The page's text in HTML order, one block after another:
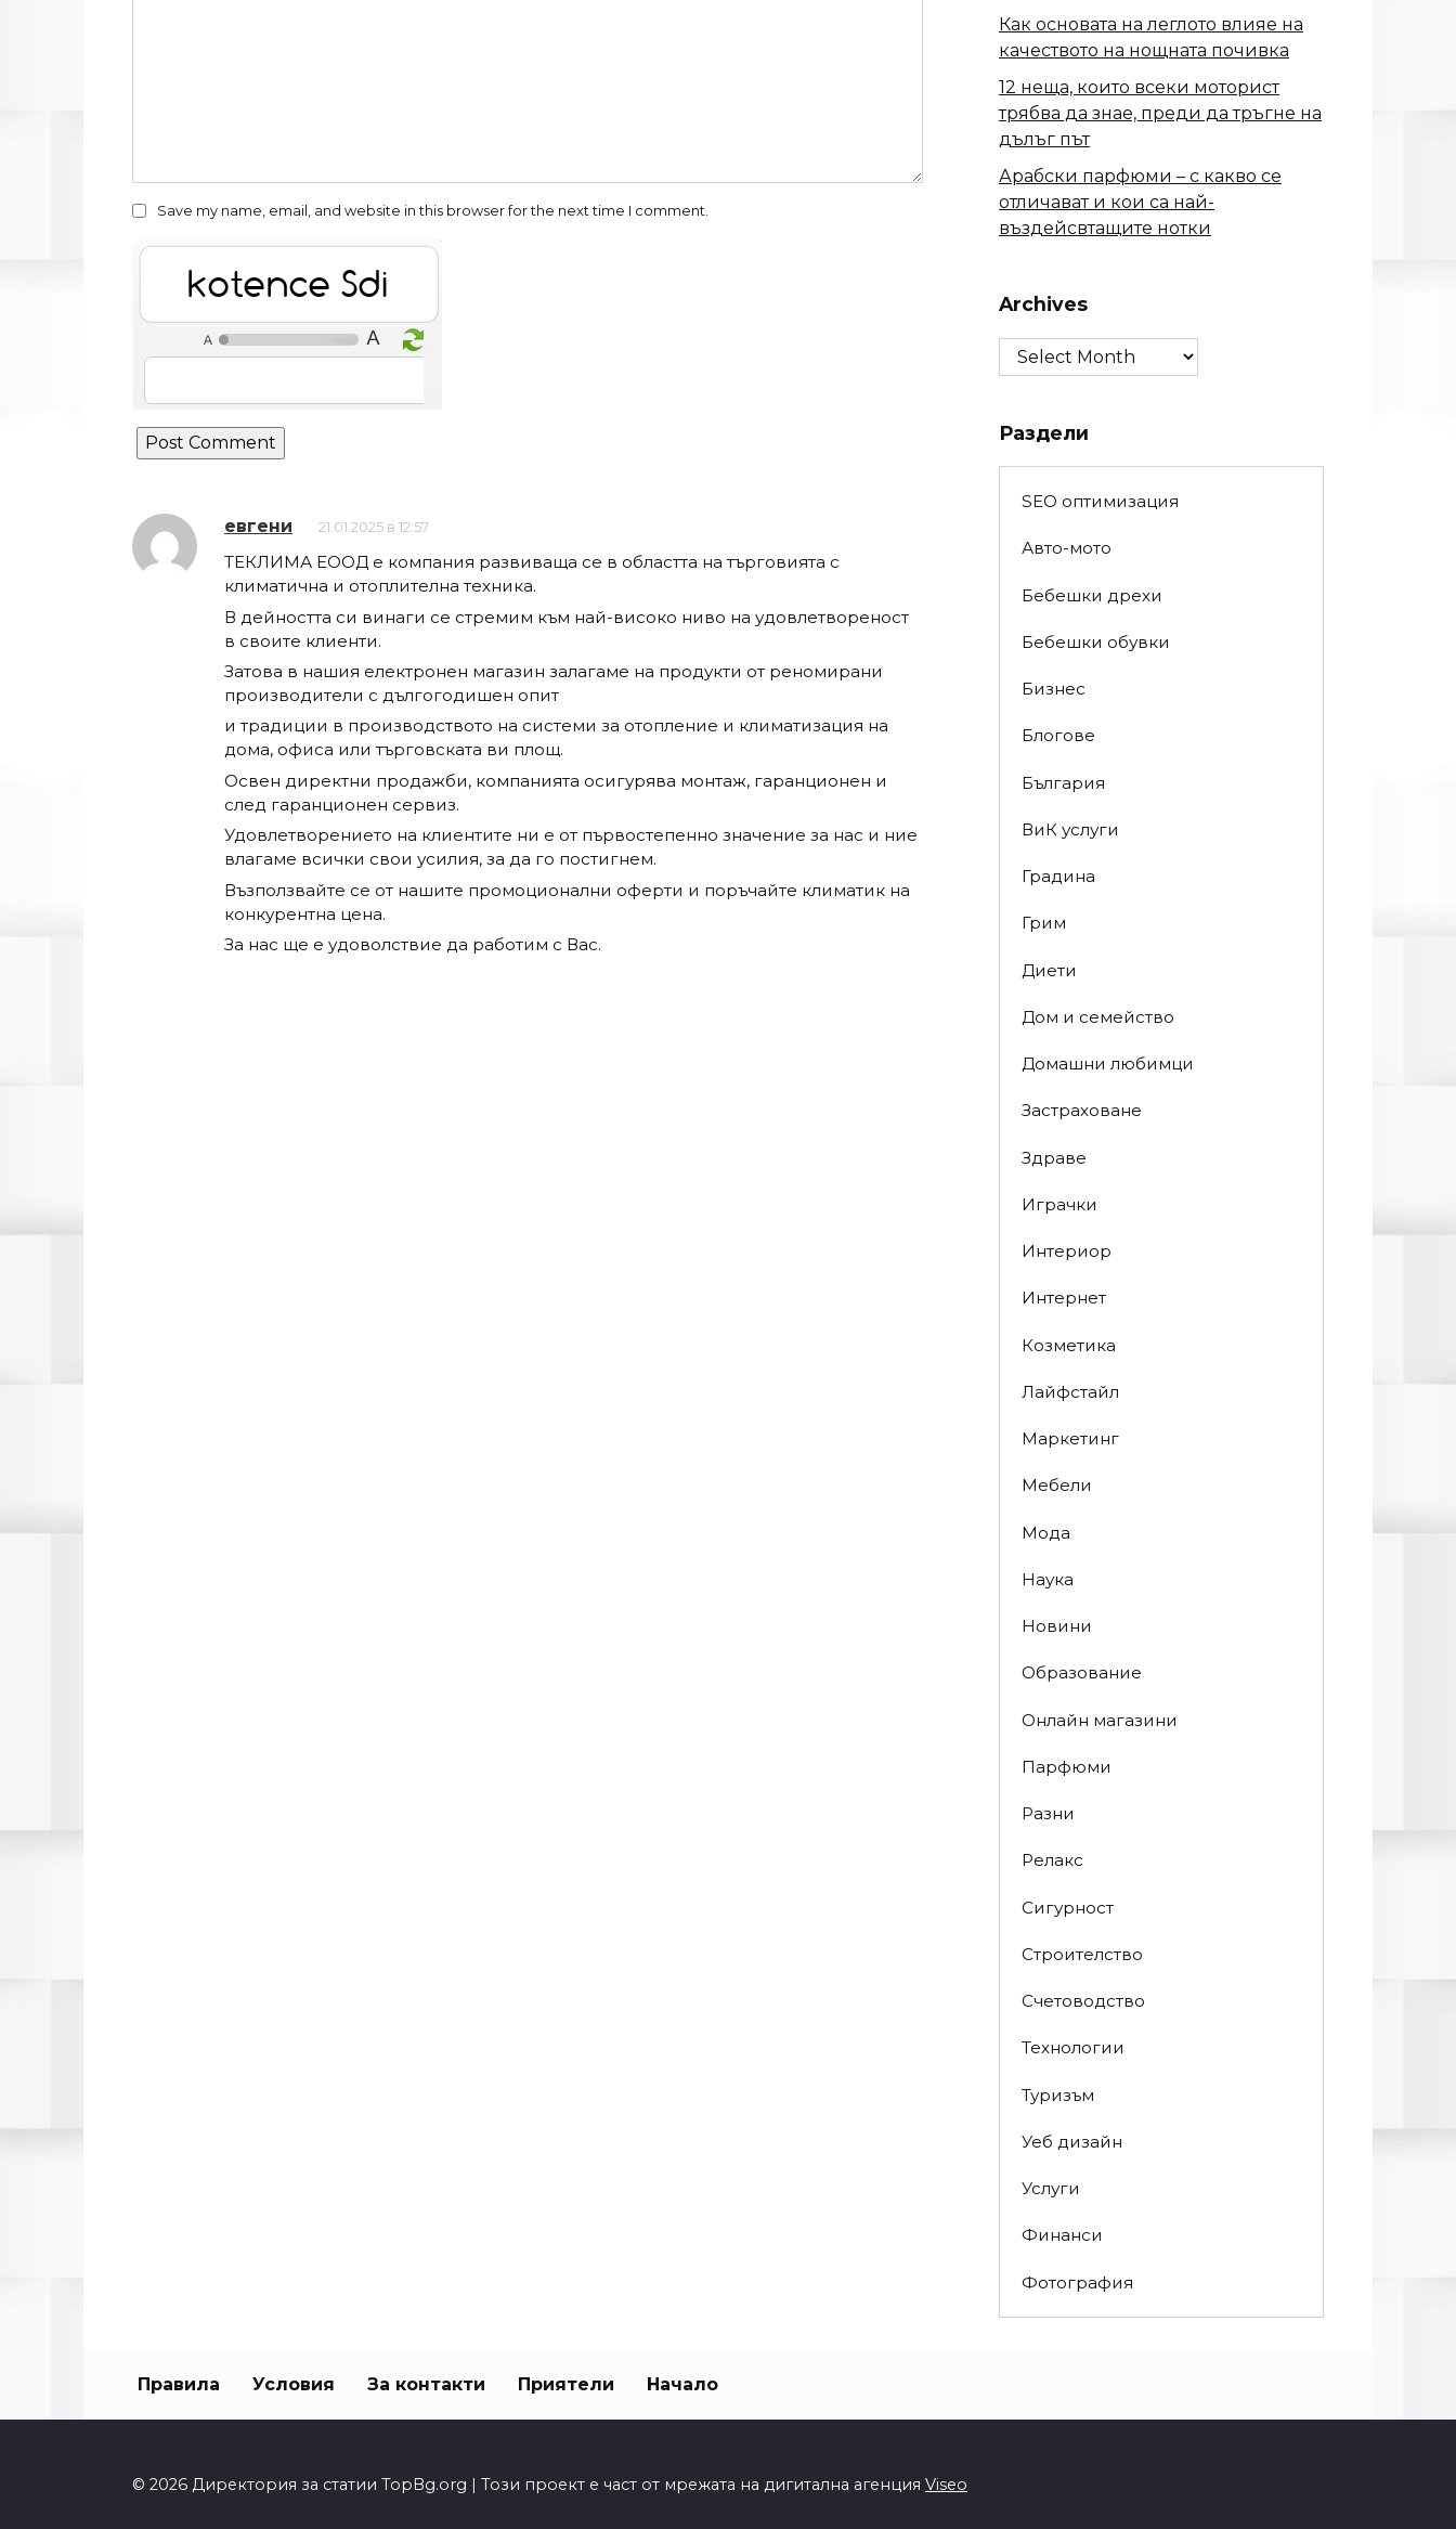
Save my name, email, and website in this browser for the next time I comment.
uCl4f94 qVe
евгени 21.01.2025 в 12:57
ТЕКЛИМА ЕООД e компания развиваща се в областта на търговията с
климатична и отоплителна техника.
В дейността си винаги се стремим към най-високо ниво на удовлетвореност
в своите клиенти.
Затова в нашия електронен магазин залагаме на продукти от реномирани
производители с дългогодишен опит
и традиции в производството на системи за отопление и климатизация на
дома, офиса или търговската ви площ.
Освен директни продажби, компанията осигурява монтаж, гаранционен и
след гаранционен сервиз.
Удовлетворението на клиентите ни е от първостепенно значение за нас и ние
влагаме всички свои усилия, за да го постигнем.
Възползвайте се от нашите промоционални оферти и поръчайте климатик на
конкурентна цена.
За нас ще е удоволствие да работим с Вас.
Как основата на леглото влияе на
качеството на нощната почивка
12 неща, които всеки моторист
трябва да знае, преди да тръгне на
дълъг път
Арабски парфюми – с какво се
отличават и кои са най-
въздейсвтащите нотки
Archives
Archives
Раздели
SEO оптимизация
Авто-мото
Бебешки дрехи
Бебешки обувки
Бизнес
Блогове
България
ВиК услуги
Градина
Грим
Диети
Дом и семейство
Домашни любимци
Застраховане
Здраве
Играчки
Интериор
Интернет
Козметика
Лайфстайл
Маркетинг
Мебели
Мода
Наука
Новини
Образование
Онлайн магазини
Парфюми
Разни
Релакс
Сигурност
Строителство
Счетоводство
Технологии
Туризъм
Уеб дизайн
Услуги
Финанси
Фотография
Правила Условия За контакти Приятели Начало
© 2026 Директория за статии TopBg.org | Този проект е част от мрежата на дигитална агенция Viseo